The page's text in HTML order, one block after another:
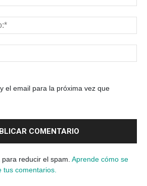
el email para la próxima vez que
para reducir el spam. Aprende cómo se
tus comentarios.